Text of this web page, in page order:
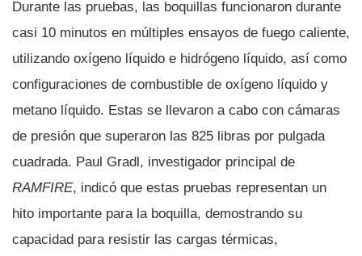
Durante las pruebas, las boquillas funcionaron durante
casi 10 minutos en múltiples ensayos de fuego caliente,
utilizando oxígeno líquido e hidrógeno líquido, así como
configuraciones de combustible de oxígeno líquido y
metano líquido. Estas se llevaron a cabo con cámaras
de presión que superaron las 825 libras por pulgada
cuadrada. Paul Gradl, investigador principal de
RAMFIRE, indicó que estas pruebas representan un
hito importante para la boquilla, demostrando su
capacidad para resistir las cargas térmicas,